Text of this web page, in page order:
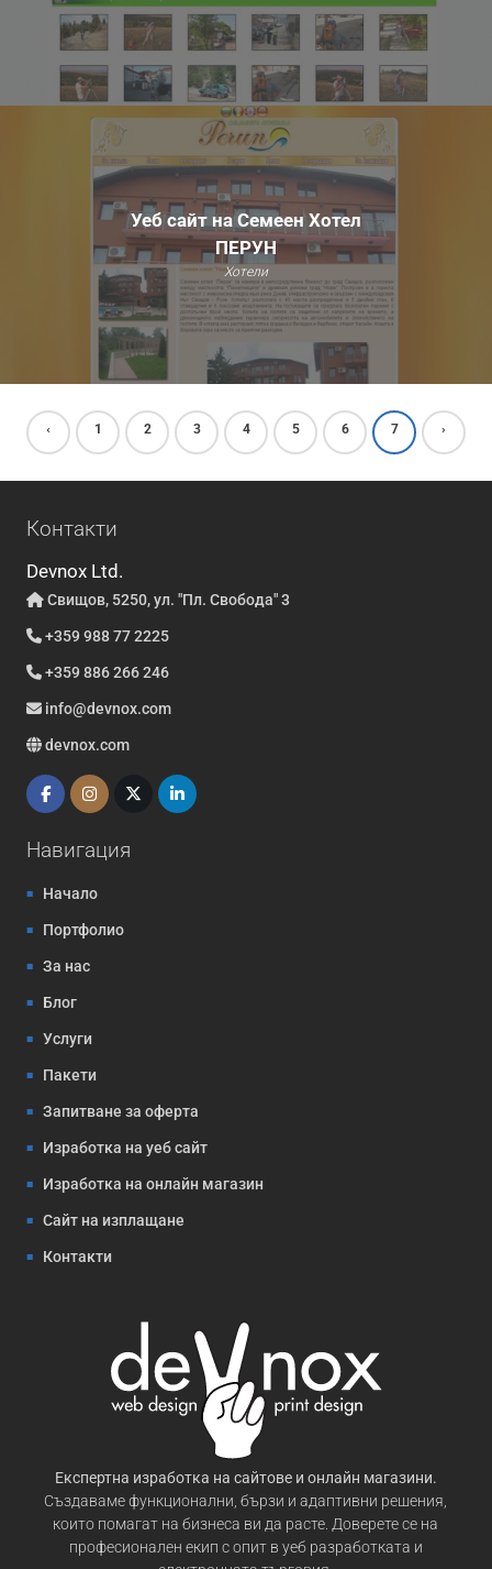
Уеб сайт на Семеен Хотел
ПЕРУН
Хотели
‹ 1 2 3 4 5 6 7 ›
Контакти
Devnox Ltd.
Свищов, 5250, ул. "Пл. Свобода" 3
+359 988 77 2225
+359 886 266 246
info@devnox.com
devnox.com
Навигация
Начало
Портфолио
За нас
Блог
Услуги
Пакети
Запитване за оферта
Изработка на уеб сайт
Изработка на онлайн магазин
Сайт на изплащане
Контакти
Експертна изработка на сайтове и онлайн магазини.
Създаваме функционални, бързи и адаптивни решения,
които помагат на бизнеса ви да расте. Доверете се на
професионален екип с опит в уеб разработката и